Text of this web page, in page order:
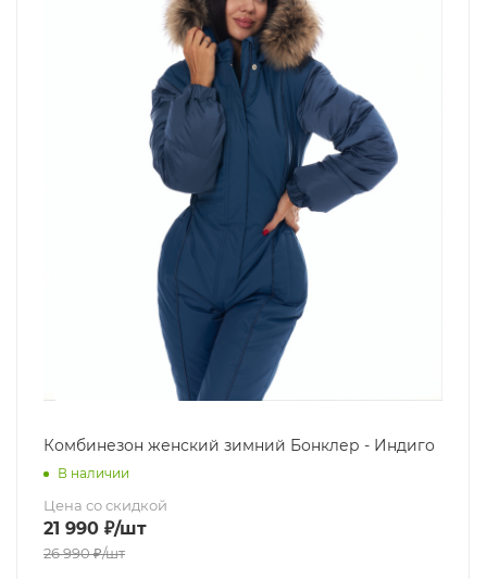
Комбинезон женский зимний Бонклер - Индиго
В наличии
Цена со скидкой
21 990 ₽/шт
26 990₽/шт